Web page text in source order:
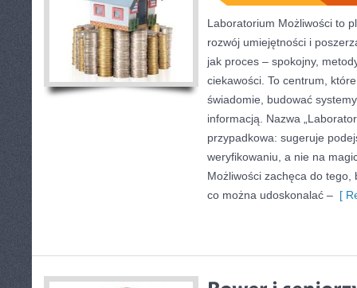
Laboratorium Możliwości to
rozwój umiejętności i
jak proces – spokojny,
ciekawości. To centrum,
świadomie, budować
informacją. Nazwa
przypadkowa: sugeruje
weryfikowaniu, a nie na
Możliwości zachęca do
co można udoskonalać – [